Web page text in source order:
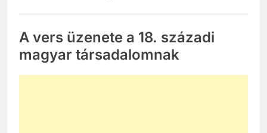
A vers üzenete a 18. századi
magyar társadalomnak